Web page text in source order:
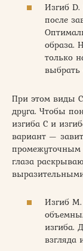
Изгиб
после
образа.
только
выбрать
При этом виды
друга. Чтобы
изгиба С и
вариант —
промежуточным
глаза
Изгиб
изгиба.
взгляда